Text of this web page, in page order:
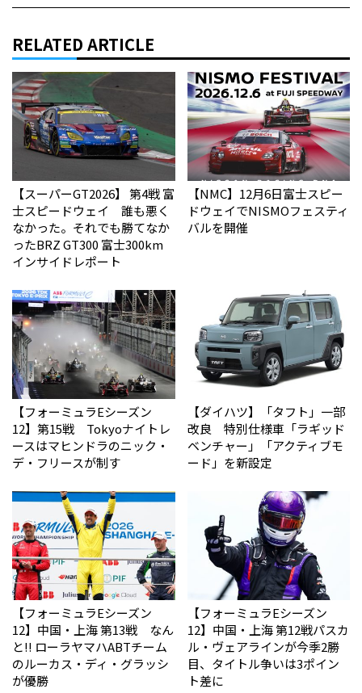
RELATED ARTICLE
【スーパーGT2026】 第4戦 富
士スピードウェイ 誰も悪く
なかった。それでも勝てなか
った――BRZ GT300 富士300km
インサイドレポート
【NMC】12月6日富士スピー
ドウェイでNISMOフェスティ
バルを開催
【フォーミュラEシーズン
12】第15戦 Tokyoナイトレ
ースはマヒンドラのニック・
デ・フリースが制す
【ダイハツ】「タフト」一部
改良 特別仕様車「ラギッド
ベンチャー」「アクティブモ
ード」を新設定
【フォーミュラEシーズン
12】中国・上海 第13戦 なん
と!! ローラヤマハABTチーム
のルーカス・ディ・グラッシ
が優勝
【フォーミュラEシーズン
12】中国・上海 第12戦パスカ
ル・ヴェアラインが今季2勝
目、タイトル争いは3ポイン
ト差に